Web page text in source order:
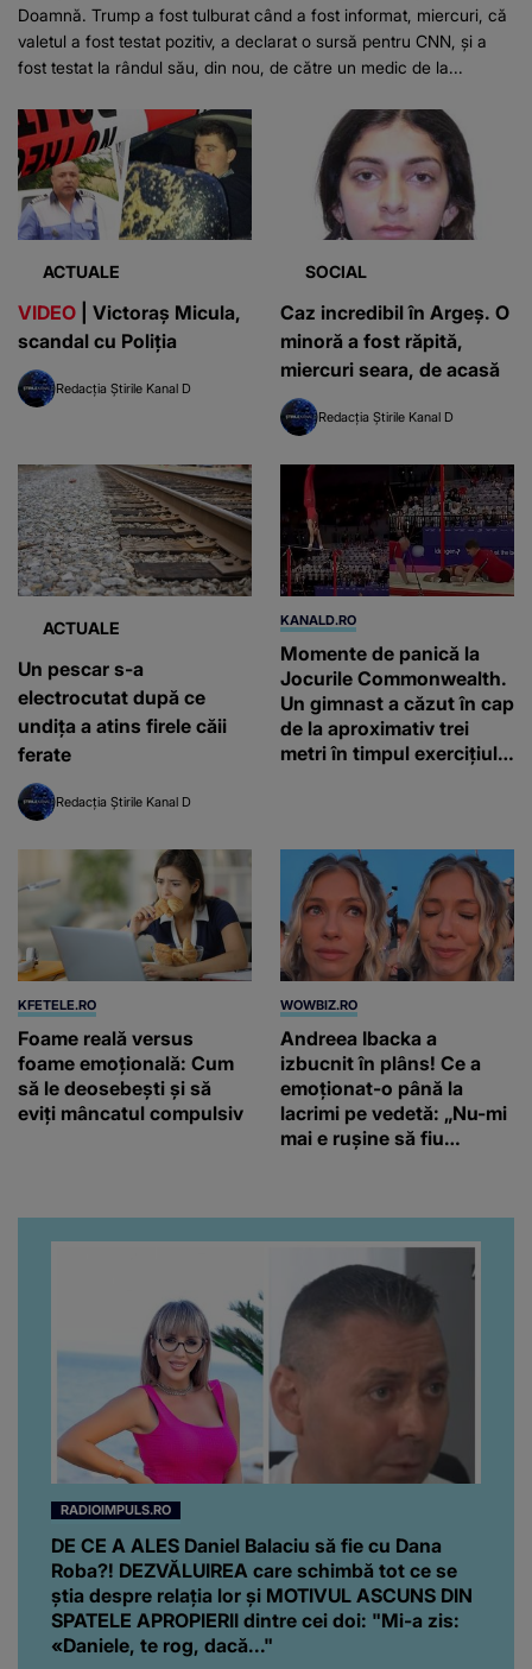
Doamnă. Trump a fost tulburat când a fost informat, miercuri, că
valetul a fost testat pozitiv, a declarat o sursă pentru CNN, şi a
fost testat la rândul său, din nou, de către un medic de la...
ACTUALE
VIDEO | Victoraş Micula,
scandal cu Poliţia
Redacția Știrile Kanal D
SOCIAL
Caz incredibil în Argeș. O
minoră a fost răpită,
miercuri seara, de acasă
Redacția Știrile Kanal D
ACTUALE
Un pescar s-a
electrocutat după ce
undița a atins firele căii
ferate
Redacția Știrile Kanal D
KANALD.RO
Momente de panică la
Jocurile Commonwealth.
Un gimnast a căzut în cap
de la aproximativ trei
metri în timpul exercițiului
KFETELE.RO
Foame reală versus
foame emoțională: Cum
să le deosebești și să
eviți mâncatul compulsiv
WOWBIZ.RO
Andreea Ibacka a
izbucnit în plâns! Ce a
emoționat-o până la
lacrimi pe vedetă: „Nu-mi
mai e rușine să fiu
RADIOIMPULS.RO
DE CE A ALES Daniel Balaciu să fie cu Dana
Roba?! DEZVĂLUIREA care schimbă tot ce se
știa despre relația lor și MOTIVUL ASCUNS DIN
SPATELE APROPIERII dintre cei doi: "Mi-a zis:
«Daniele, te rog, dacă..."